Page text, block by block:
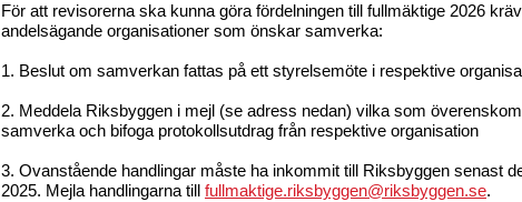
För att revisorerna ska kunna göra fördelningen till fullmäktige 2026
andelsägande organisationer som önskar samverka:
1. Beslut om samverkan fattas på ett styrelsemöte i respektive
2. Meddela Riksbyggen i mejl (se adress nedan) vilka som
samverka och bifoga protokollsutdrag från respektive organisation
3. Ovanstående handlingar måste ha inkommit till Riksbyggen senast
2025. Mejla handlingarna till fullmaktige.riksbyggen@riksbyggen.se.